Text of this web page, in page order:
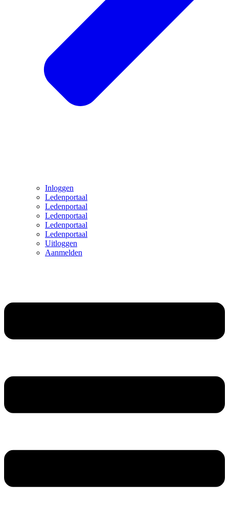
Inloggen
Ledenportaal
Ledenportaal
Ledenportaal
Ledenportaal
Ledenportaal
Uitloggen
Aanmelden